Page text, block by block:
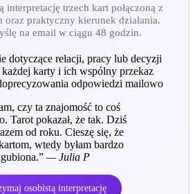
interpretację trzech kart połączoną z
oraz praktyczny kierunek działania.
na email w ciągu 48 godzin.
dotyczące relacji, pracy lub decyzji
każdej karty i ich wspólny przekaz
odpowiedzi mailowo
czy ta znajomość to coś
Tarot pokazał, że tak. Dziś
od roku. Cieszę się, że
wtedy byłam bardzo
” —Julia P
osobistą interpretację